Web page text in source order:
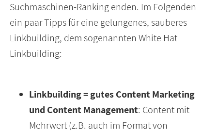
Suchmaschinen-Ranking enden. Im Folgenden
ein paar Tipps für eine gelungenes, sauberes
Linkbuilding, dem sogenannten White Hat
Linkbuilding:
Linkbuilding = gutes Content Marketing
und Content Management: Content mit
Mehrwert (z.B. auch im Format von